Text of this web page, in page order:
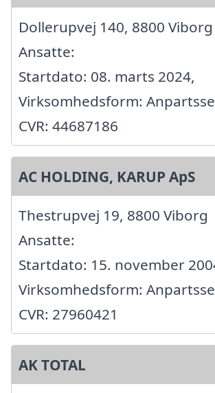
Dollerupvej 140, 8800 Viborg
Ansatte:
Startdato: 08. marts 2024,
Virksomhedsform:
CVR: 44687186
AC HOLDING, KARUP ApS
Thestrupvej 19, 8800 Viborg
Ansatte:
Startdato: 15. november
Virksomhedsform:
CVR: 27960421
AK TOTAL